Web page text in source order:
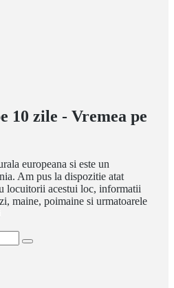
10 zile - Vremea pe
europeana si este un
Am pus la dispozitie atat
locuitorii acestui loc, informatii
maine, poimaine si urmatoarele